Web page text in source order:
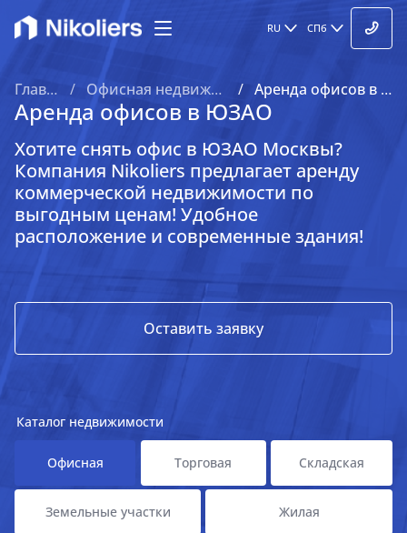
RU СПб
Главная Офисная недвижимость Аренда офисов в ЮЗАО
Аренда офисов в ЮЗАО
Хотите снять офис в ЮЗАО Москвы?
Компания Nikoliers предлагает аренду
коммерческой недвижимости по
выгодным ценам! Удобное
расположение и современные здания!
Оставить заявку
Каталог недвижимости
Офисная Торговая Складская
Земельные участки Жилая